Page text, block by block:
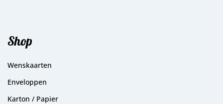
Shop
Wenskaarten
Enveloppen
Karton / Papier